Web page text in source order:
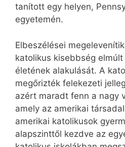
tanított egy helyen,
egyetemén.
Elbeszélései
katolikus kisebbség
életének alakulását. A
megőrizték felekezeti
azért maradt fenn a nagy
amely az amerikai
amerikai katolikusok
alapszinttől kezdve az